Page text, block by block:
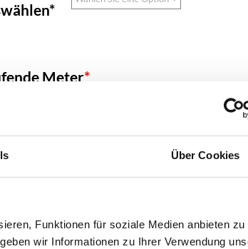
Über Cookies
Funktionen für soziale Medien anbieten zu
wir Informationen zu Ihrer Verwendung
Meter*
Menge
ANFRAGE HINZUFÜGEN